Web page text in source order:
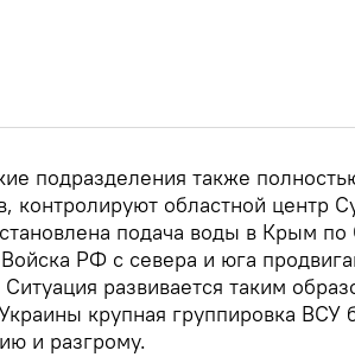
подразделения также
контролируют областной центр
подача воды в Крым
РФ с севера и юга
развивается таким
крупная группировка ВСУ
и разгрому.